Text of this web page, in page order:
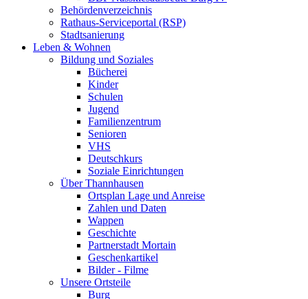
Behördenverzeichnis
Rathaus-Serviceportal (RSP)
Stadtsanierung
Leben & Wohnen
Bildung und Soziales
Bücherei
Kinder
Schulen
Jugend
Familienzentrum
Senioren
VHS
Deutschkurs
Soziale Einrichtungen
Über Thannhausen
Ortsplan Lage und Anreise
Zahlen und Daten
Wappen
Geschichte
Partnerstadt Mortain
Geschenkartikel
Bilder - Filme
Unsere Ortsteile
Burg